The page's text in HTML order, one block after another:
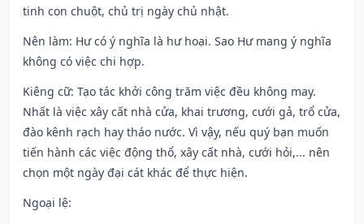
tinh con chuột, chủ trị ngày chủ nhật.
Nên làm: Hư có ý nghĩa là hư hoại. Sao Hư mang ý nghĩa
không có việc chi hợp.
Kiêng cữ: Tạo tác khởi công trăm việc đều không may.
Nhất là việc xây cất nhà cửa, khai trương, cưới gả, trổ cửa,
đào kênh rạch hay tháo nước. Vì vậy, nếu quý bạn muốn
tiến hành các việc động thổ, xây cất nhà, cưới hỏi,... nên
chọn một ngày đại cát khác để thực hiện.
Ngoại lệ: